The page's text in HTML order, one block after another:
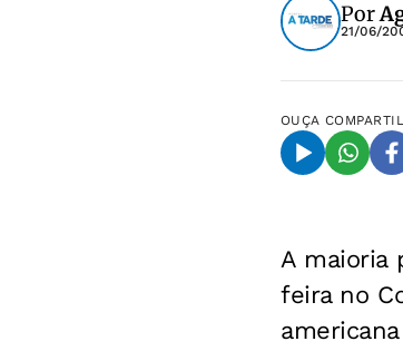
Por
21/06/
OUÇA
A maioria
feira no